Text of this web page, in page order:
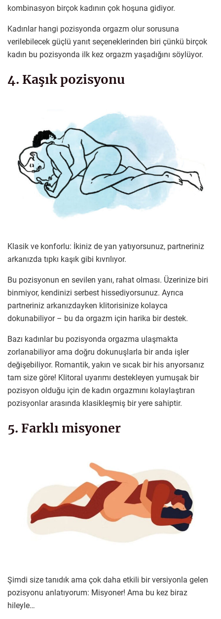
kombinasyon birçok kadının çok hoşuna gidiyor.
Kadınlar hangi pozisyonda orgazm olur sorusuna
verilebilecek güçlü yanıt seçeneklerinden biri çünkü birçok
kadın bu pozisyonda ilk kez orgazm yaşadığını söylüyor.
4. Kaşık pozisyonu
Klasik ve konforlu: İkiniz de yan yatıyorsunuz, partneriniz
arkanızda tıpkı kaşık gibi kıvrılıyor.
Bu pozisyonun en sevilen yanı, rahat olması. Üzerinize biri
binmiyor, kendinizi serbest hissediyorsunuz. Ayrıca
partneriniz arkanızdayken klitorisinize kolayca
dokunabiliyor – bu da orgazm için harika bir destek.
Bazı kadınlar bu pozisyonda orgazma ulaşmakta
zorlanabiliyor ama doğru dokunuşlarla bir anda işler
değişebiliyor. Romantik, yakın ve sıcak bir his arıyorsanız
tam size göre! Klitoral uyarımı destekleyen yumuşak bir
pozisyon olduğu için de kadın orgazmını kolaylaştıran
pozisyonlar arasında klasikleşmiş bir yere sahiptir.
5. Farklı misyoner
Şimdi size tanıdık ama çok daha etkili bir versiyonla gelen
pozisyonu anlatıyorum: Misyoner! Ama bu kez biraz
hileyle…